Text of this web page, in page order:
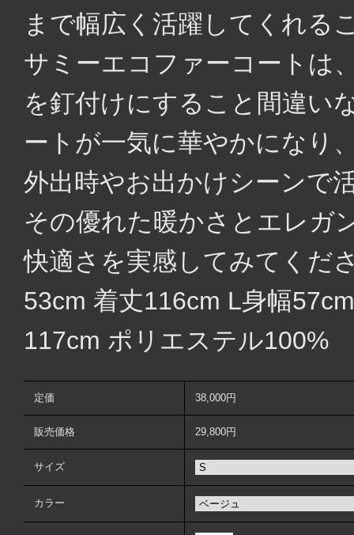
まで幅広く活躍してくれる
サミーエコファーコートは
を釘付けにすること間違い
ートが一気に華やかになり
外出時やお出かけシーンで
その優れた暖かさとエレガ
快適さを実感してみてくだ
53cm 着丈116cm L身幅
117cm ポリエステル100%
定価 38,000円
販売価格 29,800円
サイズ
カラー